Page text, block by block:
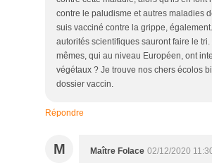
contre le paludisme et autres maladies
suis vacciné contre la grippe,
autorités scientifiques sauront faire le
mêmes, qui au niveau Européen, ont
végétaux ? Je trouve nos chers écolos
dossier vaccin.
Répondre
M Maître Folace 02/12/2020